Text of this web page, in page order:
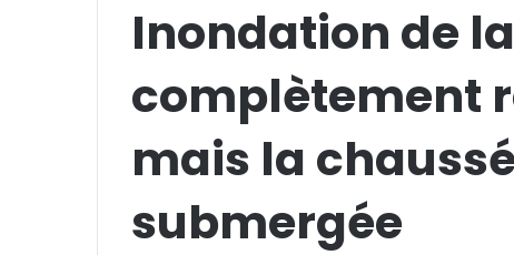
Inondation de la
complètement
mais la
submergée